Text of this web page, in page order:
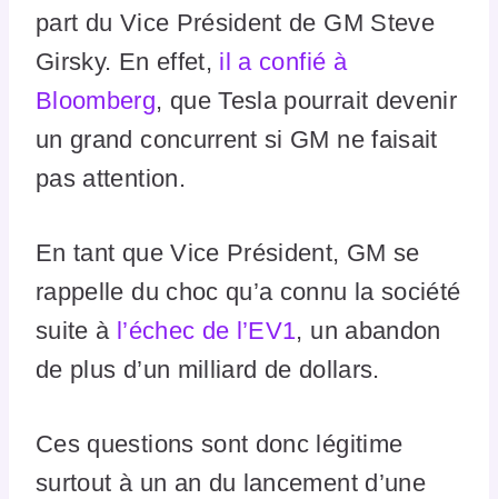
part du Vice Président de GM Steve
Girsky. En effet, il a confié à
Bloomberg, que Tesla pourrait devenir
un grand concurrent si GM ne faisait
pas attention.
En tant que Vice Président, GM se
rappelle du choc qu’a connu la société
suite à l’échec de l’EV1, un abandon
de plus d’un milliard de dollars.
Ces questions sont donc légitime
surtout à un an du lancement d’une